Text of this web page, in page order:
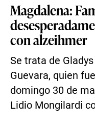
Magdalena:
con alzeihmer
Se trata de
Guevara, quien
domingo 30 de
Lidio Mongilardi